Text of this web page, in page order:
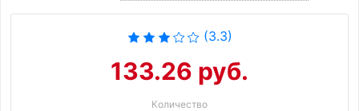
(3.3)
133.26 руб.
Количество